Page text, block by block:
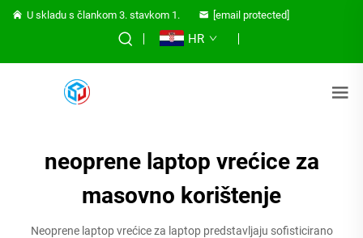
U skladu s člankom 3. stavkom 1. [email protected]
HR
neoprene laptop vrećice za
masovno korištenje
Neoprene laptop vrećice za laptop predstavljaju sofisticirano